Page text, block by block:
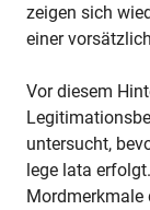
zeigen sich
einer
Vor diesem
untersucht,
lege lata
Mordmerkmale